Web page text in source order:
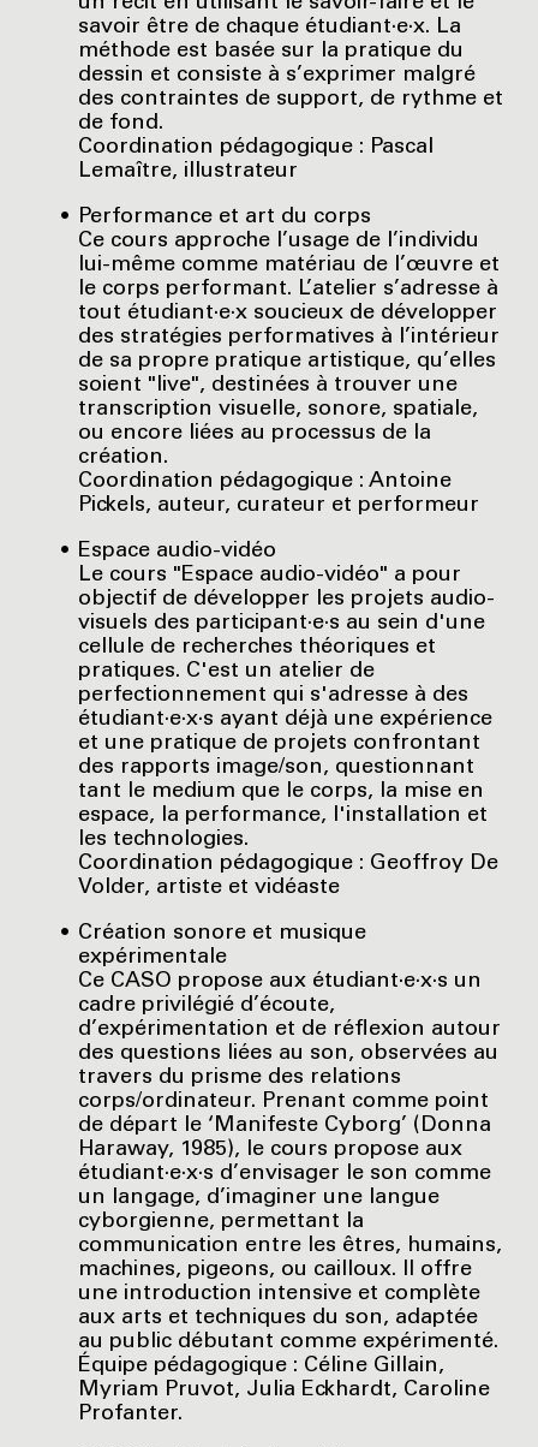
savoir être de chaque étudiant·e·x. La
méthode est basée sur la pratique du
dessin et consiste à s’exprimer malgré
des contraintes de support, de rythme et
de fond.
Coordination pédagogique : Pascal
Lemaître, illustrateur
Performance et art du corps
Ce cours approche l’usage de l’individu
lui-même comme matériau de l’œuvre et
le corps performant. L’atelier s’adresse à
tout étudiant·e·x soucieux de développer
des stratégies performatives à l’intérieur
de sa propre pratique artistique, qu’elles
soient "live", destinées à trouver une
transcription visuelle, sonore, spatiale,
ou encore liées au processus de la
création.
Coordination pédagogique : Antoine
Pickels, auteur, curateur et performeur
Espace audio-vidéo
Le cours "Espace audio-vidéo" a pour
objectif de développer les projets audio-
visuels des participant·e·s au sein d'une
cellule de recherches théoriques et
pratiques. C'est un atelier de
perfectionnement qui s'adresse à des
étudiant·e·x·s ayant déjà une expérience
et une pratique de projets confrontant
des rapports image/son, questionnant
tant le medium que le corps, la mise en
espace, la performance, l'installation et
les technologies.
Coordination pédagogique : Geoffroy De
Volder, artiste et vidéaste
Création sonore et musique
expérimentale
Ce CASO propose aux étudiant·e·x·s un
cadre privilégié d’écoute,
d’expérimentation et de réflexion autour
des questions liées au son, observées au
travers du prisme des relations
corps/ordinateur. Prenant comme point
de départ le ‘Manifeste Cyborg’ (Donna
Haraway, 1985), le cours propose aux
étudiant·e·x·s d’envisager le son comme
un langage, d’imaginer une langue
cyborgienne, permettant la
communication entre les êtres, humains,
machines, pigeons, ou cailloux. Il offre
une introduction intensive et complète
aux arts et techniques du son, adaptée
au public débutant comme expérimenté.
Équipe pédagogique : Céline Gillain,
Myriam Pruvot, Julia Eckhardt, Caroline
Profanter.